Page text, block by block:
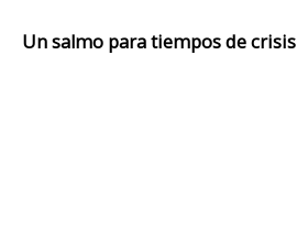
Un salmo para tiempos de crisis